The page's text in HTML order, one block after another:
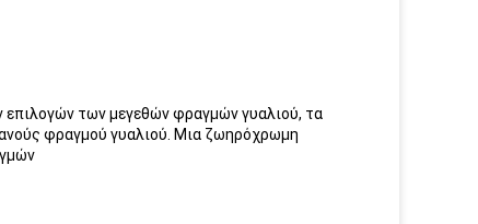
επιλογών των μεγεθών φραγμών γυαλιού, τα
φραγμού γυαλιού. Μια ζωηρόχρωμη